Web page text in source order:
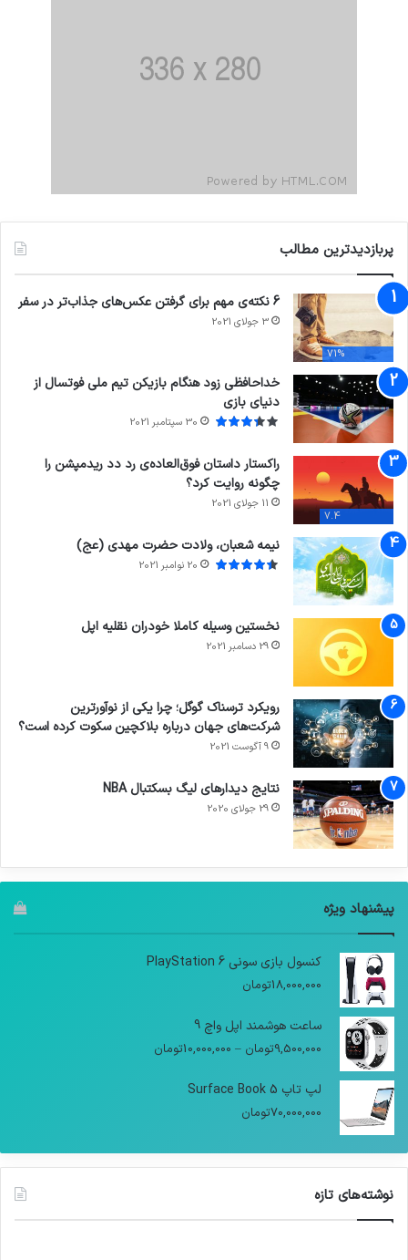
پربازدیدترین مطالب
71%
6 نکته‌ی مهم برای گرفتن عکس‌های جذاب‌تر در سفر
3 جولای 2021
خداحافظی زود هنگام بازیکن تیم ملی فوتسال از
دنیای بازی
30 سپتامبر 2021
7.4
راکستار داستان فوق‌العاده‌ی رد دد ریدمپشن را
چگونه روایت کرد؟
11 جولای 2021
نیمه شعبان، ولادت حضرت مهدی (عج)
20 نوامبر 2021
نخستین وسیله کاملا خودران نقلیه اپل
29 دسامبر 2021
رویکرد ترسناک گوگل؛ چرا یکی از نوآورترین
شرکت‌های جهان درباره بلاکچین سکوت کرده است؟
9 آگوست 2021
نتایج دیدار‌های لیگ بسکتبال NBA
29 جولای 2020
پیشنهاد ویژه
کنسول بازی سونی PlayStation 6
18,000,000تومان
ساعت هوشمند اپل واچ 9
9,500,000تومان –
10,000,000تومان
لپ تاپ Surface Book 5
70,000,000تومان
نوشته‌های تازه